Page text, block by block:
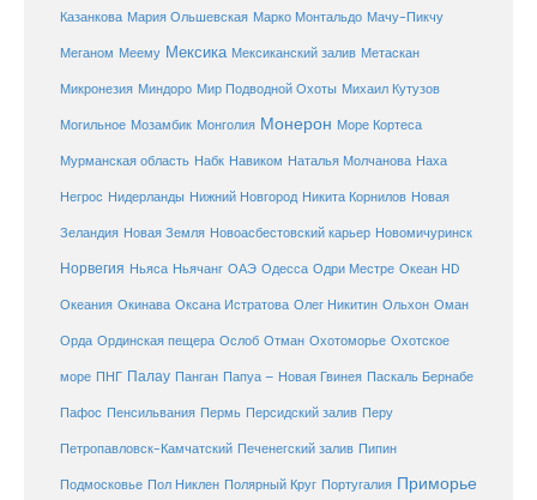
Казанкова Мария Ольшевская Марко Монтальдо Мачу-Пикчу
Меганом Меему Мексика Мексиканский залив Метаскан
Микронезия Миндоро Мир Подводной Охоты Михаил Кутузов
Могильное Мозамбик Монголия Монерон Море Кортеса
Мурманская область Набк Навиком Наталья Молчанова Наха
Негрос Нидерланды Нижний Новгород Никита Корнилов Новая
Зеландия Новая Земля Новоасбестовский карьер Новомичуринск
Норвегия Ньяса Ньячанг ОАЭ Одесса Одри Местре Океан HD
Океания Окинава Оксана Истратова Олег Никитин Ольхон Оман
Орда Ординская пещера Ослоб Отман Охотоморье Охотское
море ПНГ Палау Панган Папуа – Новая Гвинея Паскаль Бернабе
Пафос Пенсильвания Пермь Персидский залив Перу
Петропавловск-Камчатский Печенегский залив Пипин
Подмосковье Пол Никлен Полярный Круг Португалия Приморье